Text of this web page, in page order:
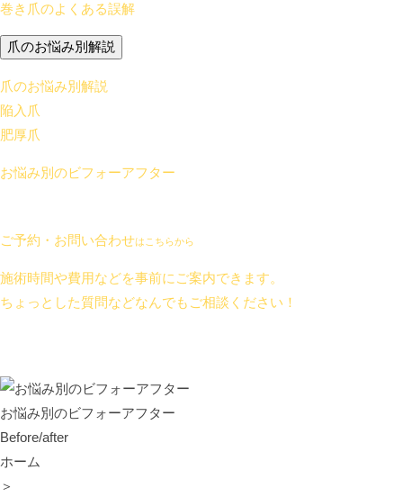
巻き爪のよくある誤解
爪のお悩み別解説
爪のお悩み別解説
陥入爪
肥厚爪
お悩み別のビフォーアフター
ご予約・お問い合わせはこちらから
施術時間や費用などを事前にご案内できます。
ちょっとした質問などなんでもご相談ください！
お悩み別のビフォーアフター
Before/after
ホーム
＞